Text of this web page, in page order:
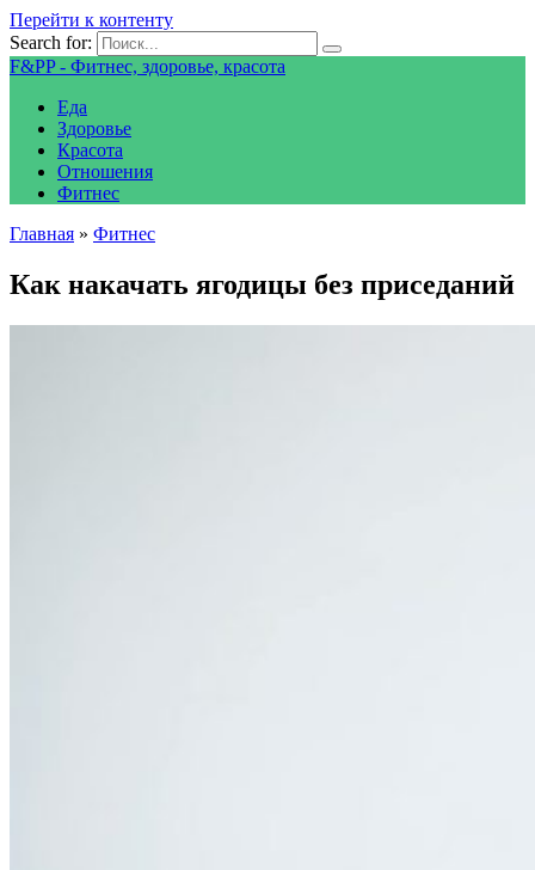
Перейти к контенту
Search for:
F&PP - Фитнес, здоровье, красота
Еда
Здоровье
Красота
Отношения
Фитнес
Главная » Фитнес
Как накачать ягодицы без приседаний